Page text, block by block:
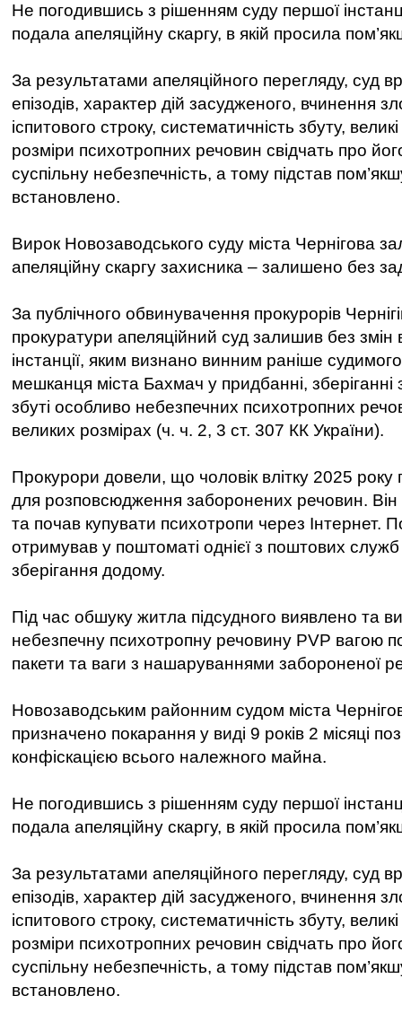
Не погодившись з рішенням суду першої
подала апеляційну скаргу, в якій просила
За результатами апеляційного перегляду, суд
епізодів, характер дій засудженого, вчинення
іспитового строку, систематичність збуту,
розміри психотропних речовин свідчать про
суспільну небезпечність, а тому підстав
встановлено.
Вирок Новозаводського суду міста Чернігова
апеляційну скаргу захисника – залишено без
За публічного обвинувачення прокурорів
прокуратури апеляційний суд залишив без змін
інстанції, яким визнано винним раніше
мешканця міста Бахмач у придбанні, зберіганні
збуті особливо небезпечних психотропних
великих розмірах (ч. ч. 2, 3 ст. 307 КК України).
Прокурори довели, що чоловік влітку 2025 року
для розповсюдження заборонених речовин. Він
та почав купувати психотропи через Інтернет.
отримував у поштоматі однієї з поштових
зберігання додому.
Під час обшуку житла підсудного виявлено та
небезпечну психотропну речовину PVP вагою
пакети та ваги з нашаруваннями забороненої
Новозаводським районним судом міста
призначено покарання у виді 9 років 2 місяці
конфіскацією всього належного майна.
Не погодившись з рішенням суду першої
подала апеляційну скаргу, в якій просила
За результатами апеляційного перегляду, суд
епізодів, характер дій засудженого, вчинення
іспитового строку, систематичність збуту,
розміри психотропних речовин свідчать про
суспільну небезпечність, а тому підстав
встановлено.